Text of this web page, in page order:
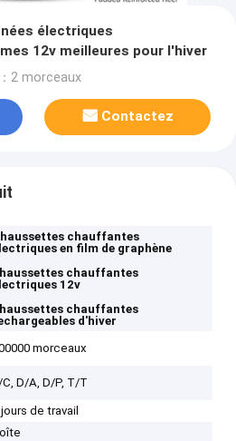
électriques
12v meilleures pour l'hiver
2 morceaux
Contactez
chauffantes
en film de graphène
chauffantes
12v
chauffantes
d'hiver
morceaux
C, D/A, D/P, T/T
jours de travail